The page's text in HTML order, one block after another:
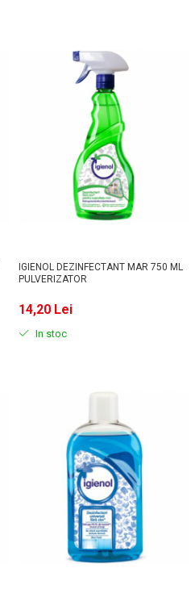
IGIENOL DEZINFECTANT MAR 750 ML
PULVERIZATOR
14,20 Lei
In stoc